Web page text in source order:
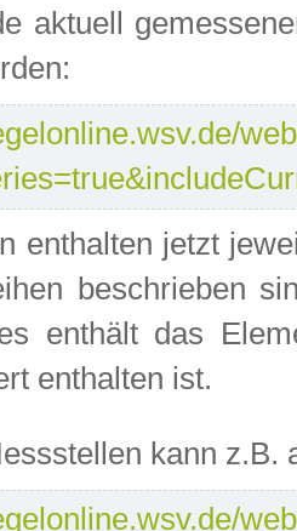
aktuell
enthalten jetzt
beschrieben
enthält das
enthalten ist.
kann